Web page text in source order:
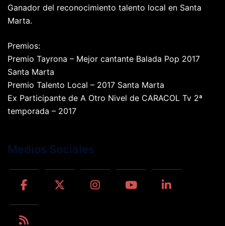
Ganador del reconocimiento talento local en Santa
Marta.
Premios:
Premio Tayrona – Mejor cantante Balada Pop 2017
Santa Marta
Premio Talento Local – 2017 Santa Marta
Ex Participante de A Otro Nivel de CARACOL Tv 2ª
temporada – 2017
Medios Sociales